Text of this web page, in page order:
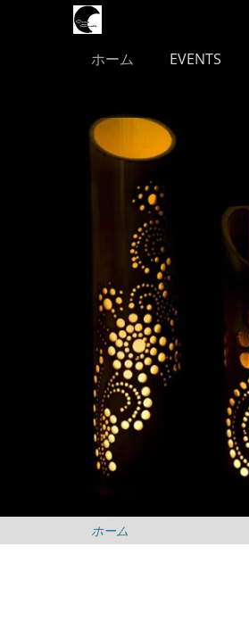
メインメニュー
コ
ン
ホーム EVENTS
ホーム